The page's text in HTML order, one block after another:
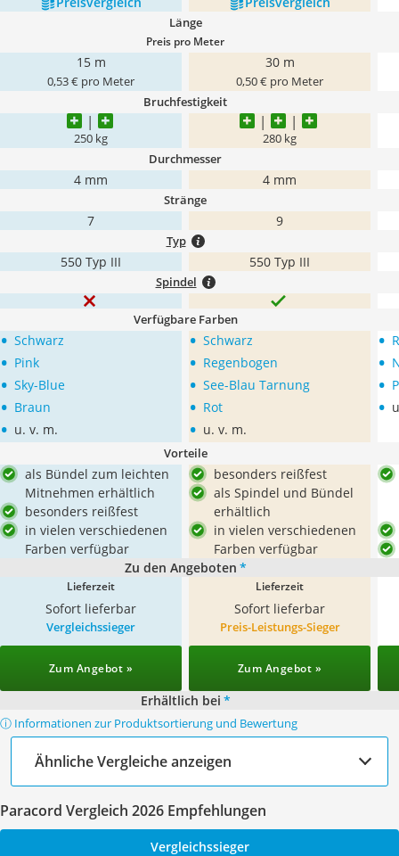
Länge
Preis pro Meter
15 m
0,53 € pro Meter
30 m
0,50 € pro Meter
Bruchfestigkeit
250 kg 280 kg
Durchmesser
4 mm 4 mm
Stränge
7 9
Typ
550 Typ III 550 Typ III
Spindel
Verfügbare Farben
• Schwarz
• Pink
• Sky-Blue
• Braun
• u. v. m.
• Schwarz
• Regenbogen
• See-Blau Tarnung
• Rot
• u. v. m.
•
•
•
•
Vorteile
als Bündel zum leichten
Mitnehmen erhältlich
besonders reißfest
in vielen verschiedenen
Farben verfügbar
besonders reißfest
als Spindel und Bündel
erhältlich
in vielen verschiedenen
Farben verfügbar
Zu den Angeboten *
Lieferzeit
Sofort lieferbar
Lieferzeit
Sofort lieferbar
Vergleichssieger
Zum Angebot »
Preis-Leistungs-Sieger
Zum Angebot »
Erhältlich bei *
ⓘ Informationen zur Produktsortierung und Bewertung
Ähnliche Vergleiche anzeigen
Paracord Vergleich 2026 Empfehlungen
Vergleichssieger